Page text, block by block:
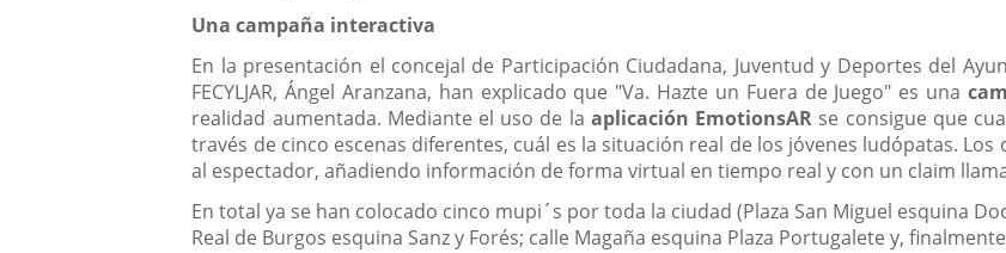
Una campaña interactiva
En la presentación el concejal de Participación Ciudadana, Juventud y Deportes del
FECYLJAR, Ángel Aranzana, han explicado que "Va. Hazte un Fuera de Juego" es una
realidad aumentada. Mediante el uso de la aplicación EmotionsAR se consigue que
través de cinco escenas diferentes, cuál es la situación real de los jóvenes ludópatas.
al espectador, añadiendo información de forma virtual en tiempo real y con un claim
En total ya se han colocado cinco mupi´s por toda la ciudad (Plaza San Miguel esquina
Real de Burgos esquina Sanz y Forés; calle Magaña esquina Plaza Portugalete y,